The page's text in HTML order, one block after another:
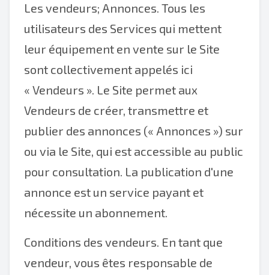
Les vendeurs; Annonces. Tous les
utilisateurs des Services qui mettent
leur équipement en vente sur le Site
sont collectivement appelés ici
« Vendeurs ». Le Site permet aux
Vendeurs de créer, transmettre et
publier des annonces (« Annonces ») sur
ou via le Site, qui est accessible au public
pour consultation. La publication d'une
annonce est un service payant et
nécessite un abonnement.
Conditions des vendeurs. En tant que
vendeur, vous êtes responsable de